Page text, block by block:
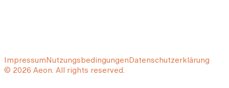
ImpressumNutzungsbedingungenDatenschutzerklärung
© 2026 Aeon. All rights reserved.